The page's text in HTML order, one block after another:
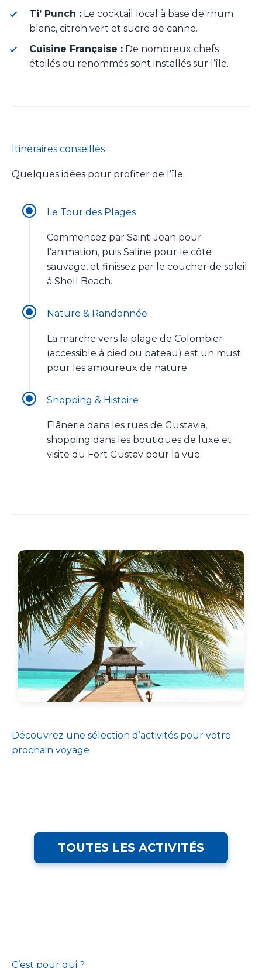
Ti’ Punch : Le cocktail local à base de rhum
blanc, citron vert et sucre de canne.
Cuisine Française : De nombreux chefs
étoilés ou renommés sont installés sur l’île.
Itinéraires conseillés
Quelques idées pour profiter de l’île.
Le Tour des Plages
Commencez par Saint-Jean pour
l’animation, puis Saline pour le côté
sauvage, et finissez par le coucher de soleil
à Shell Beach.
Nature & Randonnée
La marche vers la plage de Colombier
(accessible à pied ou bateau) est un must
pour les amoureux de nature.
Shopping & Histoire
Flânerie dans les rues de Gustavia,
shopping dans les boutiques de luxe et
visite du Fort Gustav pour la vue.
Découvrez une sélection d’activités pour votre
prochain voyage
TOUTES LES ACTIVITÉS
C’est pour qui ?